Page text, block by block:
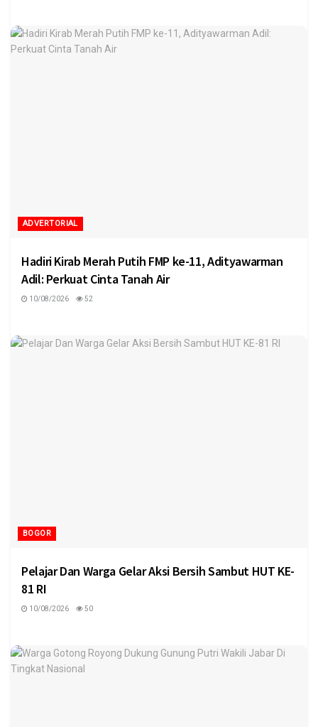
ADVERTORIAL
Hadiri Kirab Merah Putih FMP ke-11, Adityawarman
Adil: Perkuat Cinta Tanah Air
10/08/2026 52
BOGOR
Pelajar Dan Warga Gelar Aksi Bersih Sambut HUT KE-
81 RI
10/08/2026 50